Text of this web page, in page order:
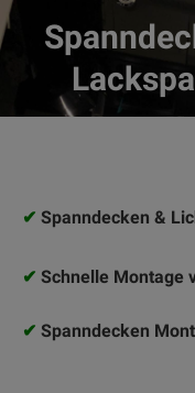
✔ Spanndecken &
✔ Schnelle Montage
✔ Spanndecken